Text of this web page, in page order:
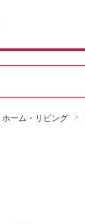
ホーム・リビング